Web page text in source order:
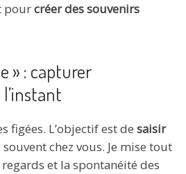
pourcréer des souvenirs
» : capturer
figées. L’objectif est de saisir
souvent chez vous. Je mise tout
et la spontanéité des